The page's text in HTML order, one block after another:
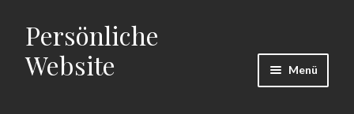
Zur
Navigation
springen
Zum
Inhalt
springen
Persönliche
Website
Menü